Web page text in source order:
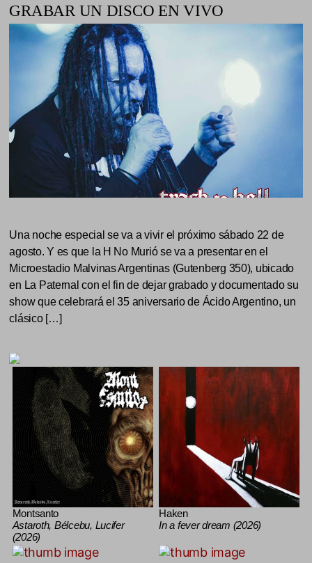
GRABAR UN DISCO EN VIVO
Una noche especial se va a vivir el próximo sábado 22 de
agosto. Y es que la H No Murió se va a presentar en el
Microestadio Malvinas Argentinas (Gutenberg 350), ubicado
en La Paternal con el fin de dejar grabado y documentado su
show que celebrará el 35 aniversario de Ácido Argentino, un
clásico […]
Montsanto
Astaroth, Bélcebu, Lucifer
(2026)
Haken
In a fever dream (2026)